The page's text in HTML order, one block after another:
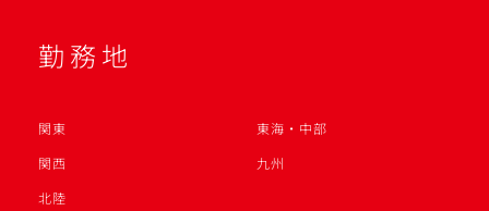
勤務地
関東
東海・中部
関西
九州
北陸